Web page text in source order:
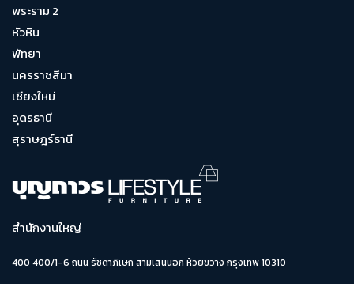
พระราม 2
หัวหิน
พัทยา
นครราชสีมา
เชียงใหม่
อุดรธานี
สุราษฎร์ธานี
สำนักงานใหญ่
400 400/1-6 ถนน รัชดาภิเษก สามเสนนอก ห้วยขวาง กรุงเทพ 10310